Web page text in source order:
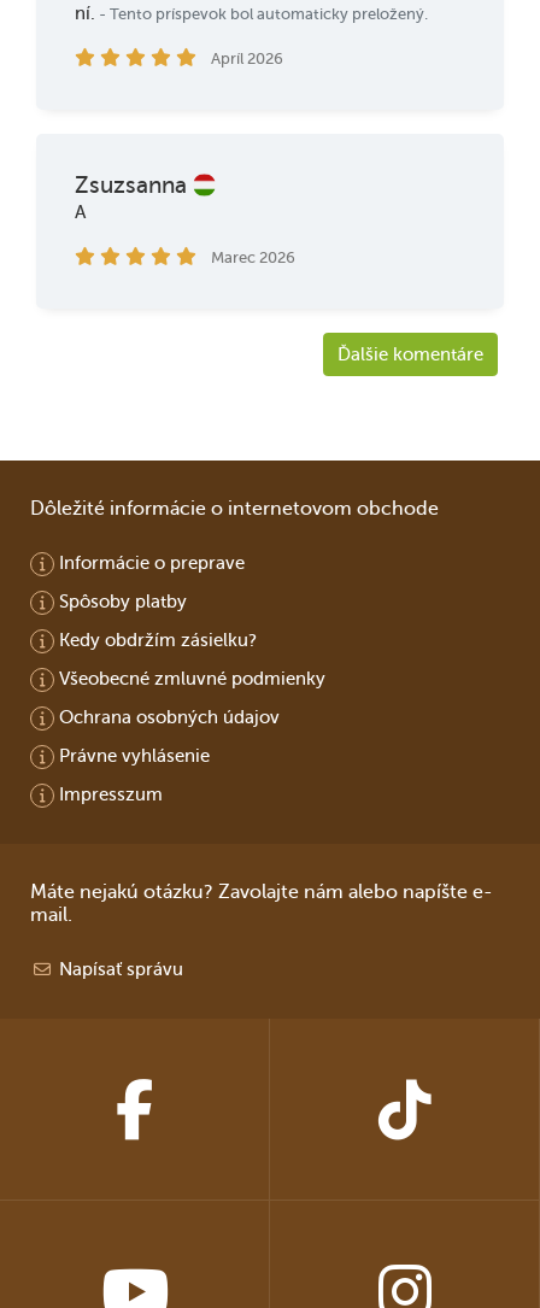
ní. - Tento príspevok bol automaticky preložený.
Apríl 2026
Zsuzsanna
A
Marec 2026
Ďalšie komentáre
Dôležité informácie o internetovom obchode
Informácie o preprave
Spôsoby platby
Kedy obdržím zásielku?
Všeobecné zmluvné podmienky
Ochrana osobných údajov
Právne vyhlásenie
Impresszum
Máte nejakú otázku? Zavolajte nám alebo napíšte e-
mail.
Napísať správu